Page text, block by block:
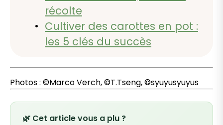
récolte
Cultiver des carottes en pot :
les 5 clés du succès
Photos : ©Marco Verch, ©T.Tseng, ©syuyusyuyus
🌿 Cet article vous a plu ?